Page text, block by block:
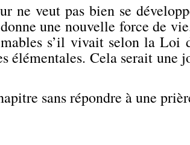
ne veut pas bien se
une nouvelle force de
s’il vivait selon la Loi
élémentales. Cela serait une
sans répondre à une